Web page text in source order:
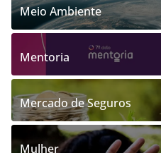
Meio Ambiente
Mentoria
Mercado de Seguros
Mulher